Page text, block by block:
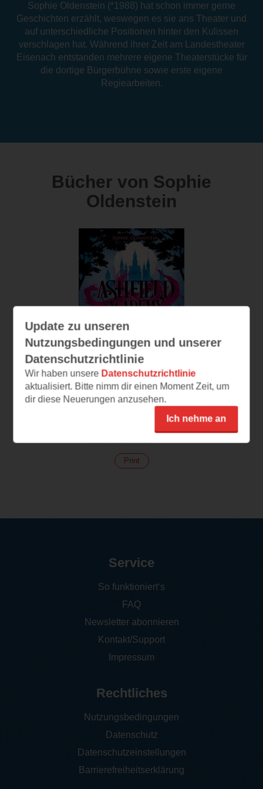
Sophie Oldenstein (*1988) hat schon immer gerne
Geschichten erzählt, weswegen es sie ans Theater und
auf unterschiedliche Positionen hinter den Kulissen
verschlagen hat. Während ihrer Zeit am Landestheater
Eisenach entstanden mehrere eigene Theaterstücke für
die dortige Bürgerbühne sowie erste eigene
Regiearbeiten.
Bücher von Sophie
Oldenstein
Ashfield Academy
Der Ruf des Wasserspeiers
Print
Update zu unseren
Nutzungsbedingungen und unserer
Datenschutzrichtlinie
Wir haben unsere Datenschutzrichtlinie
aktualisiert. Bitte nimm dir einen Moment Zeit, um
dir diese Neuerungen anzusehen.
Ich nehme an
Service
So funktioniert‘s
FAQ
Newsletter abonnieren
Kontakt/Support
Impressum
Rechtliches
Nutzungsbedingungen
Datenschutz
Datenschutzeinstellungen
Barrierefreiheitserklärung